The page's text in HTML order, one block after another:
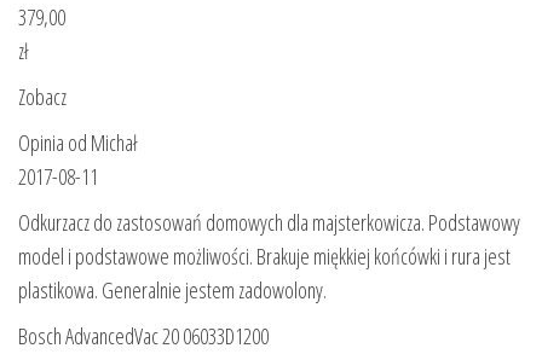
379,00
zł
Zobacz
Opinia od Michał
2017-08-11
Odkurzacz do zastosowań domowych dla majsterkowicza. Podstawowy
model i podstawowe możliwości. Brakuje miękkiej końcówki i rura jest
plastikowa. Generalnie jestem zadowolony.
Bosch AdvancedVac 20 06033D1200